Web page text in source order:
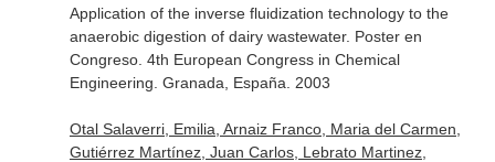
Application of the inverse fluidization technology to the
anaerobic digestion of dairy wastewater. Poster en
Congreso. 4th European Congress in Chemical
Engineering. Granada, España. 2003
Otal Salaverri, Emilia, Arnaiz Franco, Maria del Carmen,
Gutiérrez Martínez, Juan Carlos, Lebrato Martinez,